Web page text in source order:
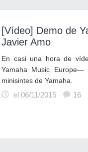
[Vídeo] Demo de
Javier Amo
En casi una hora de
Yamaha Music
minisintes de Yamaha.
el 06/11/2015
16